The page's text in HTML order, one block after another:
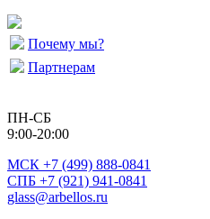
Почему мы?
Партнерам
ПН-СБ
9:00-20:00
МСК +7 (499) 888-0841
СПБ +7 (921) 941-0841
glass@arbellos.ru